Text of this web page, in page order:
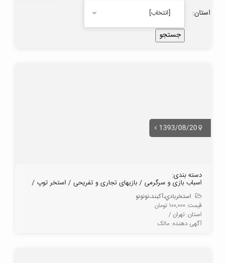
استان: [انتخاب]
1393/08/20
دسته بندی:
اسباب بازی و سرگرمی / بازیهای تجاری و تفریحی / استخر توپ /
استخربادي،آكبند،نونونو
قیمت: ۱۰۰,۰۰۰ تومان
استان: تهران /
آگهی دهنده: مالک